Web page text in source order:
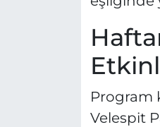
Program
Velespit